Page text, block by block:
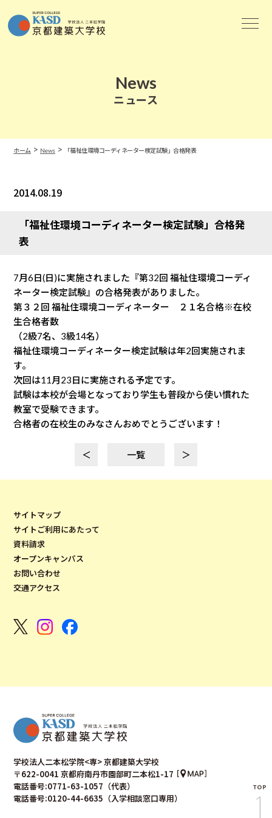
News
ニュース
ホーム > News> 「福祉住環境コーディネーター検定試験」合格発表
2014.08.19
「福祉住環境コーディネーター検定試験」合格発
表
7月6日(日)に実施されました『第32回 福祉住環境コーディ
ネーター検定試験』の合格発表がありました。
第３２回 福祉住環境コーディネーター ２１名合格※在校
生合格者数
（2級7名、3級14名）
福祉住環境コーディネーター検定試験は年2回実施されま
す。
次回は11月23日に実施される予定です。
試験は本校が会場となっており学生も普段から使い慣れた
教室で受験できます。
合格者の在校生のみなさんおめでとうございます！
＜ 一覧 ＞
サイトマップ
サイトご利用にあたって
資料請求
オープンキャンパス
お問い合わせ
交通アクセス
学校法人二本松学院<専> 京都建築大学校
〒622-0041 京都府南丹市園部町二本松1-17
電話番号:0771-63-1057（代表）
電話番号:0120-44-6635（入学相談窓口専用）